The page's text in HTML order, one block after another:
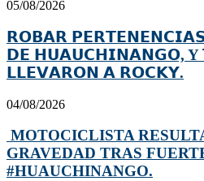
05/08/2026
𝗥𝗢𝗕𝗔𝗥
𝗗𝗘 𝗛𝗨𝗔𝗨𝗖𝗛𝗜𝗡𝗔𝗡𝗚𝗢, Y
𝗟𝗟𝗘𝗩𝗔𝗥𝗢𝗡 𝗔 𝗥𝗢𝗖𝗞𝗬.
04/08/2026
MOTOCICLISTA
GRAVEDAD TRAS
#HUAUCHINANGO.